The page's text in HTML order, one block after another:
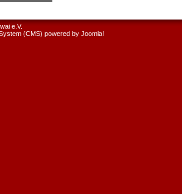
e.V.
(CMS) powered by Joomla!